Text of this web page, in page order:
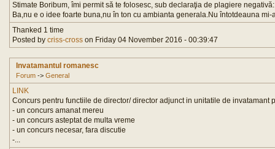
Stimate Boribum, îmi permit să te folosesc, sub declaraţia de plagiere negativă:
Ba,nu e o idee foarte buna,nu în ton cu ambianta generala.Nu întotdeauna
Thanked 1 time
Posted by criss-cross on Friday 04 November 2016 - 00:39:47
Invatamantul romanesc
Forum -> General
LINK
Concurs pentru functiile de director/ director adjunct in unitatile de invatamant
- un concurs amanat mereu
- un concurs asteptat de multa vreme
- un concurs necesar, fara discutie
-...